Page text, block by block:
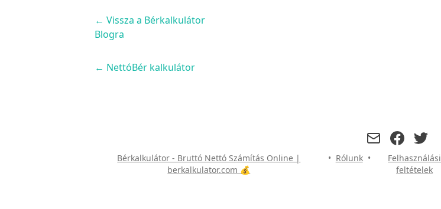
← Vissza a Bérkalkulátor
Blogra
← NettóBér kalkulátor
facebooktwitter
Bérkalkulátor - Bruttó Nettó Számítás Online |
berkalkulator.com 💰
• Rólunk •
Felhasználási
feltételek